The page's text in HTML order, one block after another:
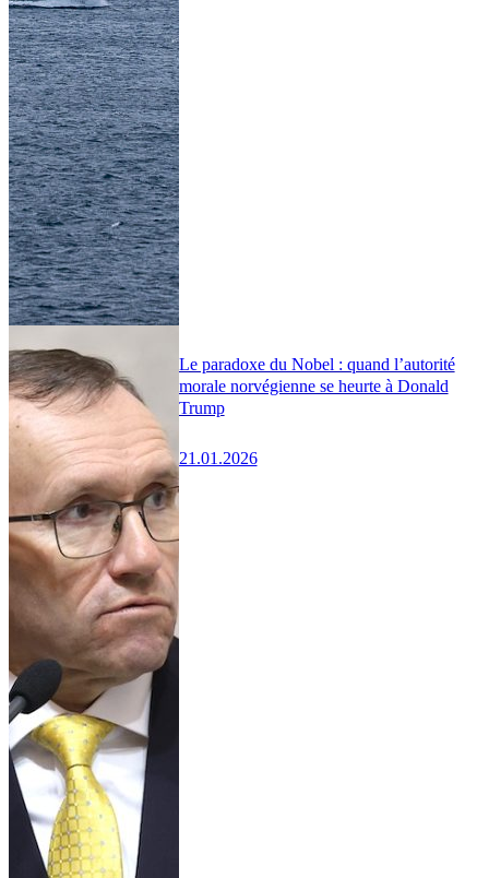
Le paradoxe du Nobel : quand l’autorité
morale norvégienne se heurte à Donald
Trump
21.01.2026